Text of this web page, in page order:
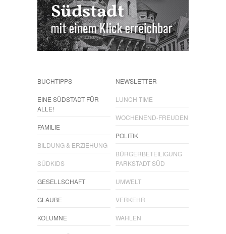
BUCHTIPPS
EINE SÜDSTADT FÜR
ALLE!
FAMILIE
BILDUNG & ERZIEHUNG
SÜDKIDS
GESELLSCHAFT
GLAUBE
KOLUMNE
NEWSLETTER
LUNCH TIME
WOCHENEND-FREUDEN
POLITIK
BÜRGERBETEILIGUNG
PARKSTADT SÜD
UMWELT
VERKEHR
WAHLEN